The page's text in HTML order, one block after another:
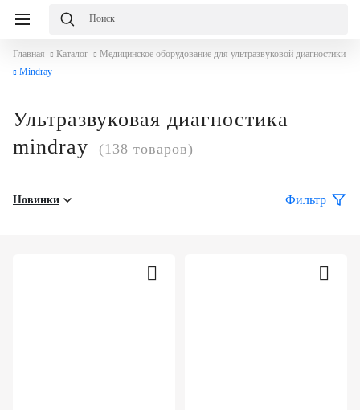
Главная Каталог
Медицинское оборудование для ультразвуковой диагностики
Mindray
Ультразвуковая диагностика
mindray
(138 товаров)
Новинки Фильтр